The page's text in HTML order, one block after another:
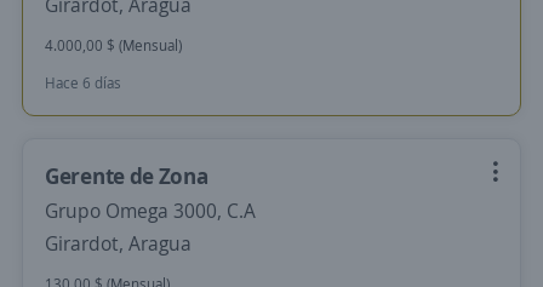
4.000,00 $ (Mensual)
Hace 6 días
Gerente de Zona
Grupo Omega 3000, C.A
Girardot, Aragua